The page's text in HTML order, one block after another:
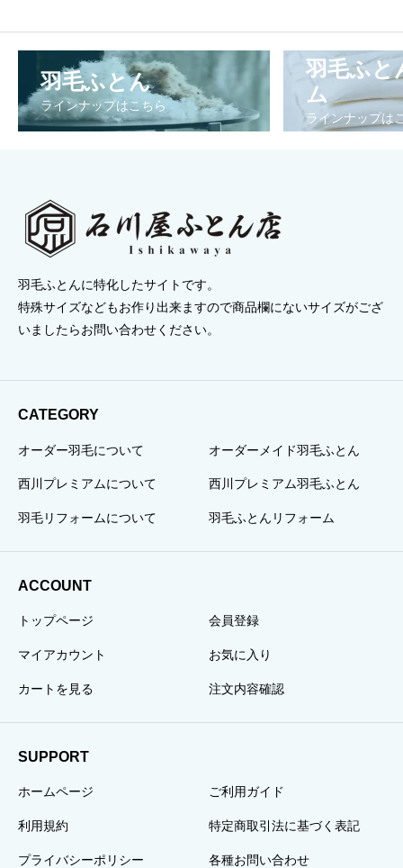
羽毛ふとん
ラインナップはこちら
羽毛ふと
ム
ラインナップは
羽毛ふとんに特化したサイトです。
特殊サイズなどもお作り出来ますので商品欄にないサイズがござ
いましたらお問い合わせください。
CATEGORY
オーダー羽毛について オーダーメイド羽毛ふとん
西川プレミアムについて 西川プレミアム羽毛ふとん
羽毛リフォームについて 羽毛ふとんリフォーム
ACCOUNT
トップページ 会員登録
マイアカウント お気に入り
カートを見る 注文内容確認
SUPPORT
ホームページ ご利用ガイド
利用規約 特定商取引法に基づく表記
プライバシーポリシー 各種お問い合わせ